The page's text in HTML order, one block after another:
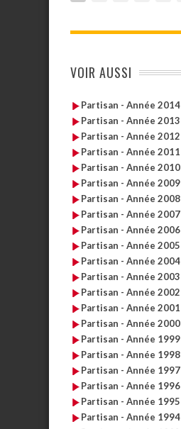
VOIR AUSSI
Partisan - Année 2014
Partisan - Année 2013
Partisan - Année 2012
Partisan - Année 2011
Partisan - Année 2010
Partisan - Année 2009
Partisan - Année 2008
Partisan - Année 2007
Partisan - Année 2006
Partisan - Année 2005
Partisan - Année 2004
Partisan - Année 2003
Partisan - Année 2002
Partisan - Année 2001
Partisan - Année 2000
Partisan - Année 1999
Partisan - Année 1998
Partisan - Année 1997
Partisan - Année 1996
Partisan - Année 1995
Partisan - Année 1994